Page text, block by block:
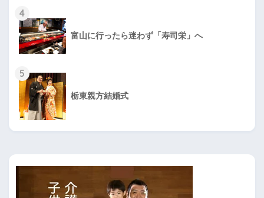
4
富山に行ったら迷わず「寿司栄」へ
5
栃東親方結婚式